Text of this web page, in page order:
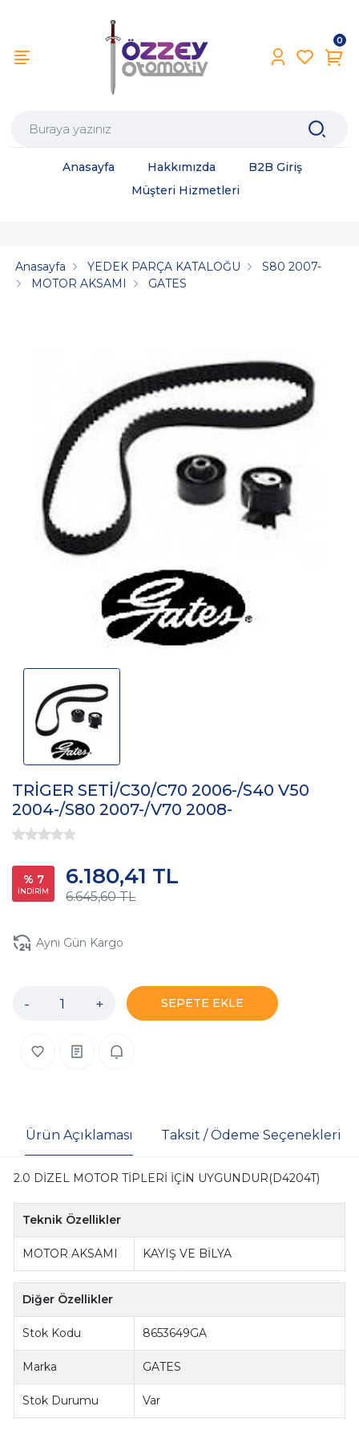
0
Anasayfa Hakkımızda
B2B Giriş
Müşteri Hizmetleri
Anasayfa YEDEK PARÇA KATALOĞU
S80 2007-
MOTOR AKSAMI
GATES
TRİGER SETİ/C30/C70 2006-/S40 V50
2004-/S80 2007-/V70 2008-
% 7
İNDİRİM 6.645,60 TL
6.180,41 TL
Aynı Gün Kargo
- + SEPETE EKLE
Ürün Açıklaması Taksit / Ödeme Seçenekleri
2.0 DİZEL MOTOR TİPLERİ İÇİN UYGUNDUR(D4204T)
Teknik Özellikler
MOTOR AKSAMI KAYIŞ VE BİLYA
Diğer Özellikler
Stok Kodu 8653649GA
Marka GATES
Stok Durumu Var